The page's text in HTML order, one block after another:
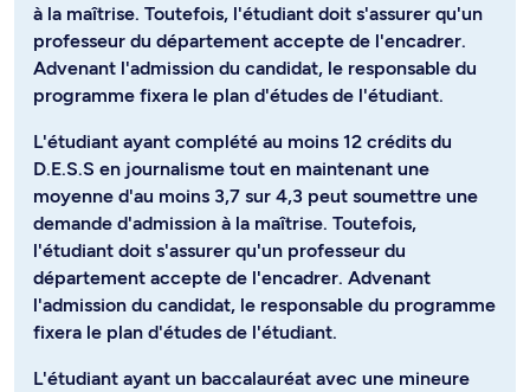
à la maîtrise. Toutefois, l'étudiant doit s'assurer qu'un
professeur du département accepte de l'encadrer.
Advenant l'admission du candidat, le responsable du
programme fixera le plan d'études de l'étudiant.
L'étudiant ayant complété au moins 12 crédits du
D.E.S.S en journalisme tout en maintenant une
moyenne d'au moins 3,7 sur 4,3 peut soumettre une
demande d'admission à la maîtrise. Toutefois,
l'étudiant doit s'assurer qu'un professeur du
département accepte de l'encadrer. Advenant
l'admission du candidat, le responsable du programme
fixera le plan d'études de l'étudiant.
L'étudiant ayant un baccalauréat avec une mineure